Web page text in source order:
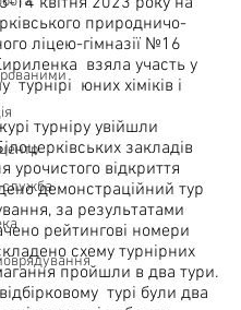
служба
природничо-
ліцею-гімназії №16
взяла участь у
турнірі  юних хіміків і
турніру увійшли
закладів
урочистого відкриття
демонстраційний тур
за результатами
рейтингові номери
схему турнірних
пройшли в два тури.
турі були два